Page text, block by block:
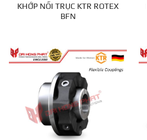
KHỚP NỐI TRỤC KTR ROTEX
BFN